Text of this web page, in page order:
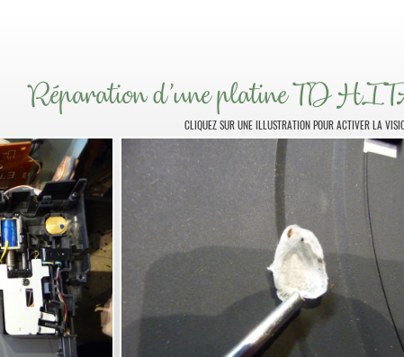
Réparation d'une platine TD
CLIQUEZ SUR UNE ILLUSTRATION POUR ACTIVER LA